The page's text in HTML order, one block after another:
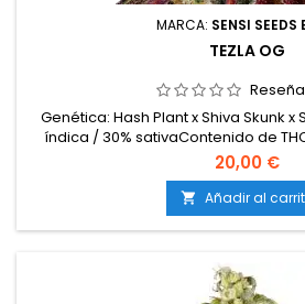
MARCA: SENSI SEEDS
TEZLA OG
Genética: Hash Plant x Shiva Skunk x
índica / 30% sativaContenido de
floración: 7-8 semanas en
exterior: Finales de
octubreProducción en interior: hasta
exterior: más de 650 g/plantaAltura:
hasta 200...
20,00 €
 Añadir al